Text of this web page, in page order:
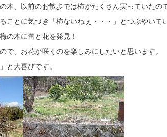
木、以前のお散歩では柿がたくさん実っていたの
ことに気づき「柿ないねぇ・・・」とつぶやいて
の木に蕾と花を発見！
で、お花が咲くのを楽しみにしたいと思います。
と大喜びです。